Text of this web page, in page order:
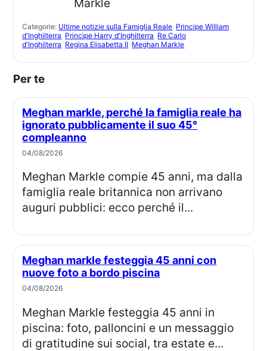
Categorie: Ultime notizie sulla Famiglia Reale Principe William
d'Inghilterra Principe Harry d'Inghilterra Re Carlo
d'Inghilterra Regina Elisabetta II Meghan Markle
Per te
Meghan markle, perché la famiglia reale ha
ignorato pubblicamente il suo 45°
compleanno
04/08/2026
Meghan Markle compie 45 anni, ma dalla
famiglia reale britannica non arrivano
auguri pubblici: ecco perché il...
Meghan markle festeggia 45 anni con
nuove foto a bordo piscina
04/08/2026
Meghan Markle festeggia 45 anni in
piscina: foto, palloncini e un messaggio
di gratitudine sui social, tra estate e...